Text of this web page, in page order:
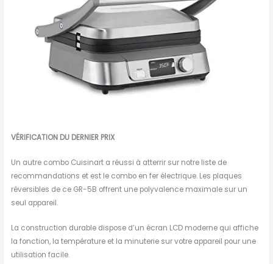
VÉRIFICATION DU DERNIER PRIX
Un autre combo Cuisinart a réussi à atterrir sur notre liste de
recommandations et est le combo en fer électrique. Les plaques
réversibles de ce GR-5B offrent une polyvalence maximale sur un
seul appareil.
La construction durable dispose d’un écran LCD moderne qui affiche
la fonction, la température et la minuterie sur votre appareil pour une
utilisation facile.